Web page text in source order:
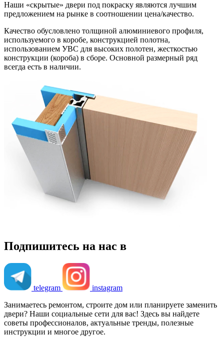
Наши «скрытые» двери под покраску являются лучшим
предложением на рынке в соотношении цена/качество.
Качество обусловлено толщиной алюминиевого профиля,
используемого в коробе, конструкцией полотна,
использованием УВС для высоких полотен, жесткостью
конструкции (короба) в сборе. Основной размерный ряд
всегда есть в наличии.
Подпишитесь на нас в
telegram
instagram
Занимаетесь ремонтом, строите дом или планируете заменить
двери? Наши социальные сети для вас! Здесь вы найдете
советы профессионалов, актуальные тренды, полезные
инструкции и многое другое.